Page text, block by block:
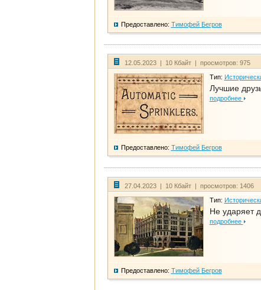
Предоставлено: Тимофей Бегров
12.05.2023 | 10 Кбайт | просмотров: 975
Тип:
Лучшие
подробнее
Предоставлено: Тимофей Бегров
27.04.2023 | 10 Кбайт | просмотров: 1406
Тип:
Не ударяет
подробнее
Предоставлено: Тимофей Бегров